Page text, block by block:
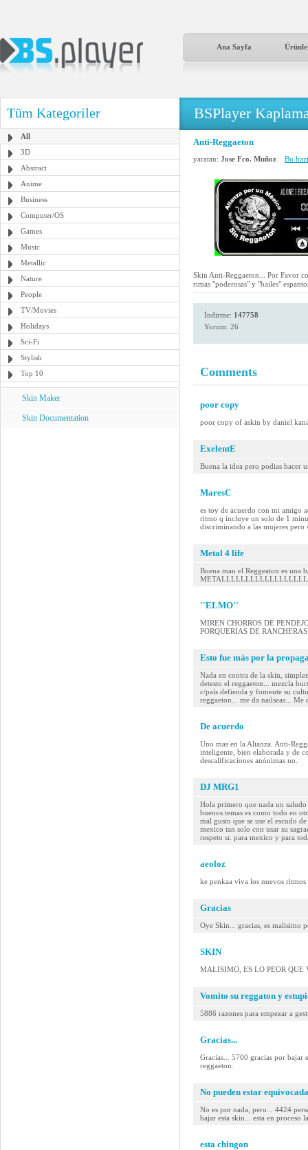
Ana Sayfa
Tüm Kategoriler
All
3D
Abstract
Anime
Business
Computer/OS
Games
Music
Metallic
Nature
People
TV/Movies
Holidays
Sci-Fi
Stylish
Top 10
Skin Maker
Skin Documentation
BSPlayer
Anti-Reggaeton
yaratan: Jose Fco. Muñoz Bu
Skin Anti-Reggaeton... Por Favor
rimas "poderosas" y "bailes"
İndirme: 147758
Yorum: 26
Comments
poor copy
poor copy of askin by daniel
ExelentE
Buena la idea pero podias hacer
MaresC
es toy de acuerdo con mi amigo
ritmo q incluye un solo de 1
discriminando a las mujeres pero
Metal 4 life
Buena man el Reggeaton es
''ELMO''
MIREN CHORROS DE
PORQUERIAS DE
Esto fue más por la
Nada en contra de la skin,
detesto el reggaeton... mezcla
c/país defienda y fomente su
reggaeton... me da naúseas...
De acuerdo
Uno mas en la Alianza. Anti-
inteligente, bien elaborada y de
descalificaciones anónimas no.
DJ MRG1
Hola primero que nada un
buenos temas es como todo en
mal gusto que se use el escudo
mexico tan solo con usar su
respeto sr. para mexico y para
aeoloz
ke penkaa viva los nuevos
Gracias
Oye Skin... gracias, es malisimo
SKIN
MALISIMO, ES LO PEOR QUE
Vomito su reggaton y
5886 razones para empezar a
Gracias...
Gracias... 5700 gracias por
reggaeton.
No pueden estar
No es por nada, pero... 4424
bajar esta skin... esta en proceso
esta chingon